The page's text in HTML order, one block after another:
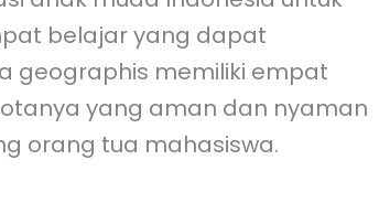
belajar yang dapat
geographis memiliki empat
yang aman dan nyaman
orang tua mahasiswa.